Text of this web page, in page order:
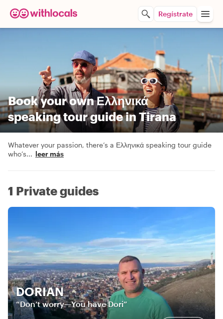
Regístrate
Book your own Ελληνικά
speaking tour guide in Tirana
Whatever your passion, there’s a Ελληνικά speaking tour guide
who’s... leer más
1 Private guides
DORIAN
“Don’t worry—You have Dori”